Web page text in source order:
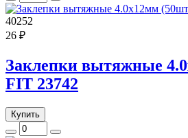
40252
26 ₽
Заклепки вытяжные
FIT 23742
Купить